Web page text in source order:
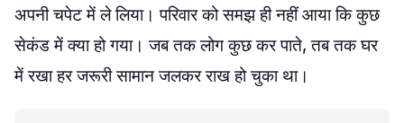
अपनी चपेट में ले लिया। परिवार को समझ ही नहीं आया कि कुछ
सेकंड में क्या हो गया। जब तक लोग कुछ कर पाते, तब तक घर
में रखा हर जरूरी सामान जलकर राख हो चुका था।